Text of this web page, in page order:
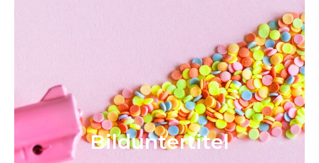
Bild­unter­titel